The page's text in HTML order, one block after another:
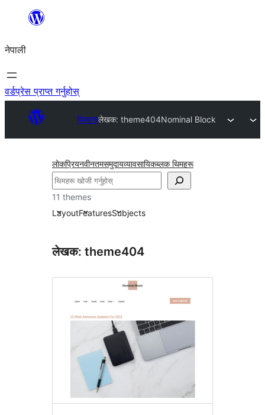
सामग्रीमा
नेपाली
वर्डप्रेस प्राप्त गर्नुहोस्
थिमहरूलेखक: theme404Nominal Block
लोकप्रियनवीनतमसमुदायव्यावसायिकब्लक थिमहरू
खोज्नुहोस्
11 themes
LayoutFeaturesSubjects
लेखक: theme404